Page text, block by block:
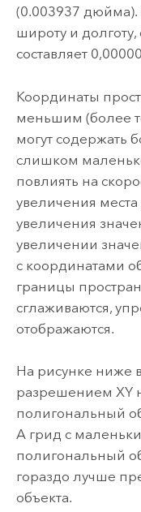
(0.003937
широту и
составляет
Координаты
меньшим (более
могут содержать
слишком
повлиять на
увеличения
увеличения
увеличении
с координатами
границы
сглаживаются,
отображаются.
На рисунке ниже
разрешением XY
полигональный
А грид с
полигональный
гораздо лучше
объекта.